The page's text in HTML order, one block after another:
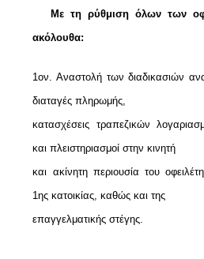
Με τη ρύθμιση όλων των
ακόλουθα:
1ον. Αναστολή των διαδικασιών
διαταγές πληρωμής,
κατασχέσεις τραπεζικών
και πλειστηριασμοί στην κινητή
και ακίνητη περιουσία του
1ης κατοικίας, καθώς και της
επαγγελματικής στέγης.